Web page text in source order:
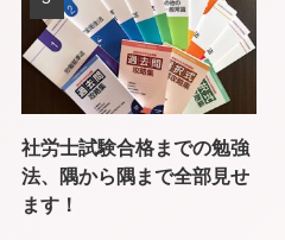
社労士試験合格までの勉強
法、隅から隅まで全部見せ
ます！